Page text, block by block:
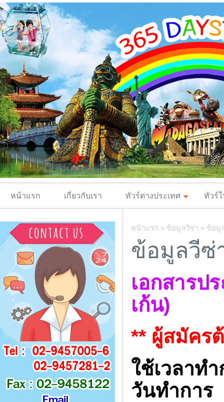
หน้าแรก เกี่ยวกับเรา ทัวร์ต่างประเทศ ทัวร์
หน้าแรก » ข้อมูลวีซ่า » ข้อมู
ข้อมูลวีซ่
เอกสารป
เก้น)
** ผู้สมัคร
ใช้เวลาท
วันทำการ